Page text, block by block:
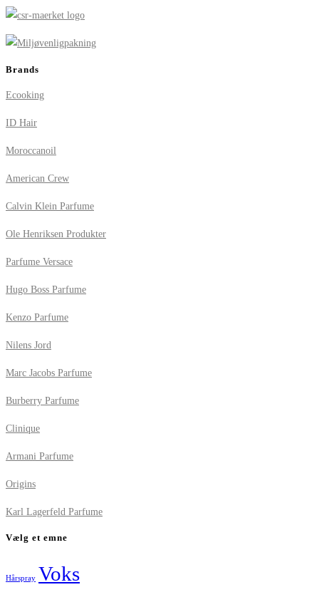
Brands
Ecooking
ID Hair
Moroccanoil
American Crew
Calvin Klein Parfume
Ole Henriksen Produkter
Parfume Versace
Hugo Boss Parfume
Kenzo Parfume
Nilens Jord
Marc Jacobs Parfume
Burberry Parfume
Clinique
Armani Parfume
Origins
Karl Lagerfeld Parfume
Vælg et emne
Hårspray Voks